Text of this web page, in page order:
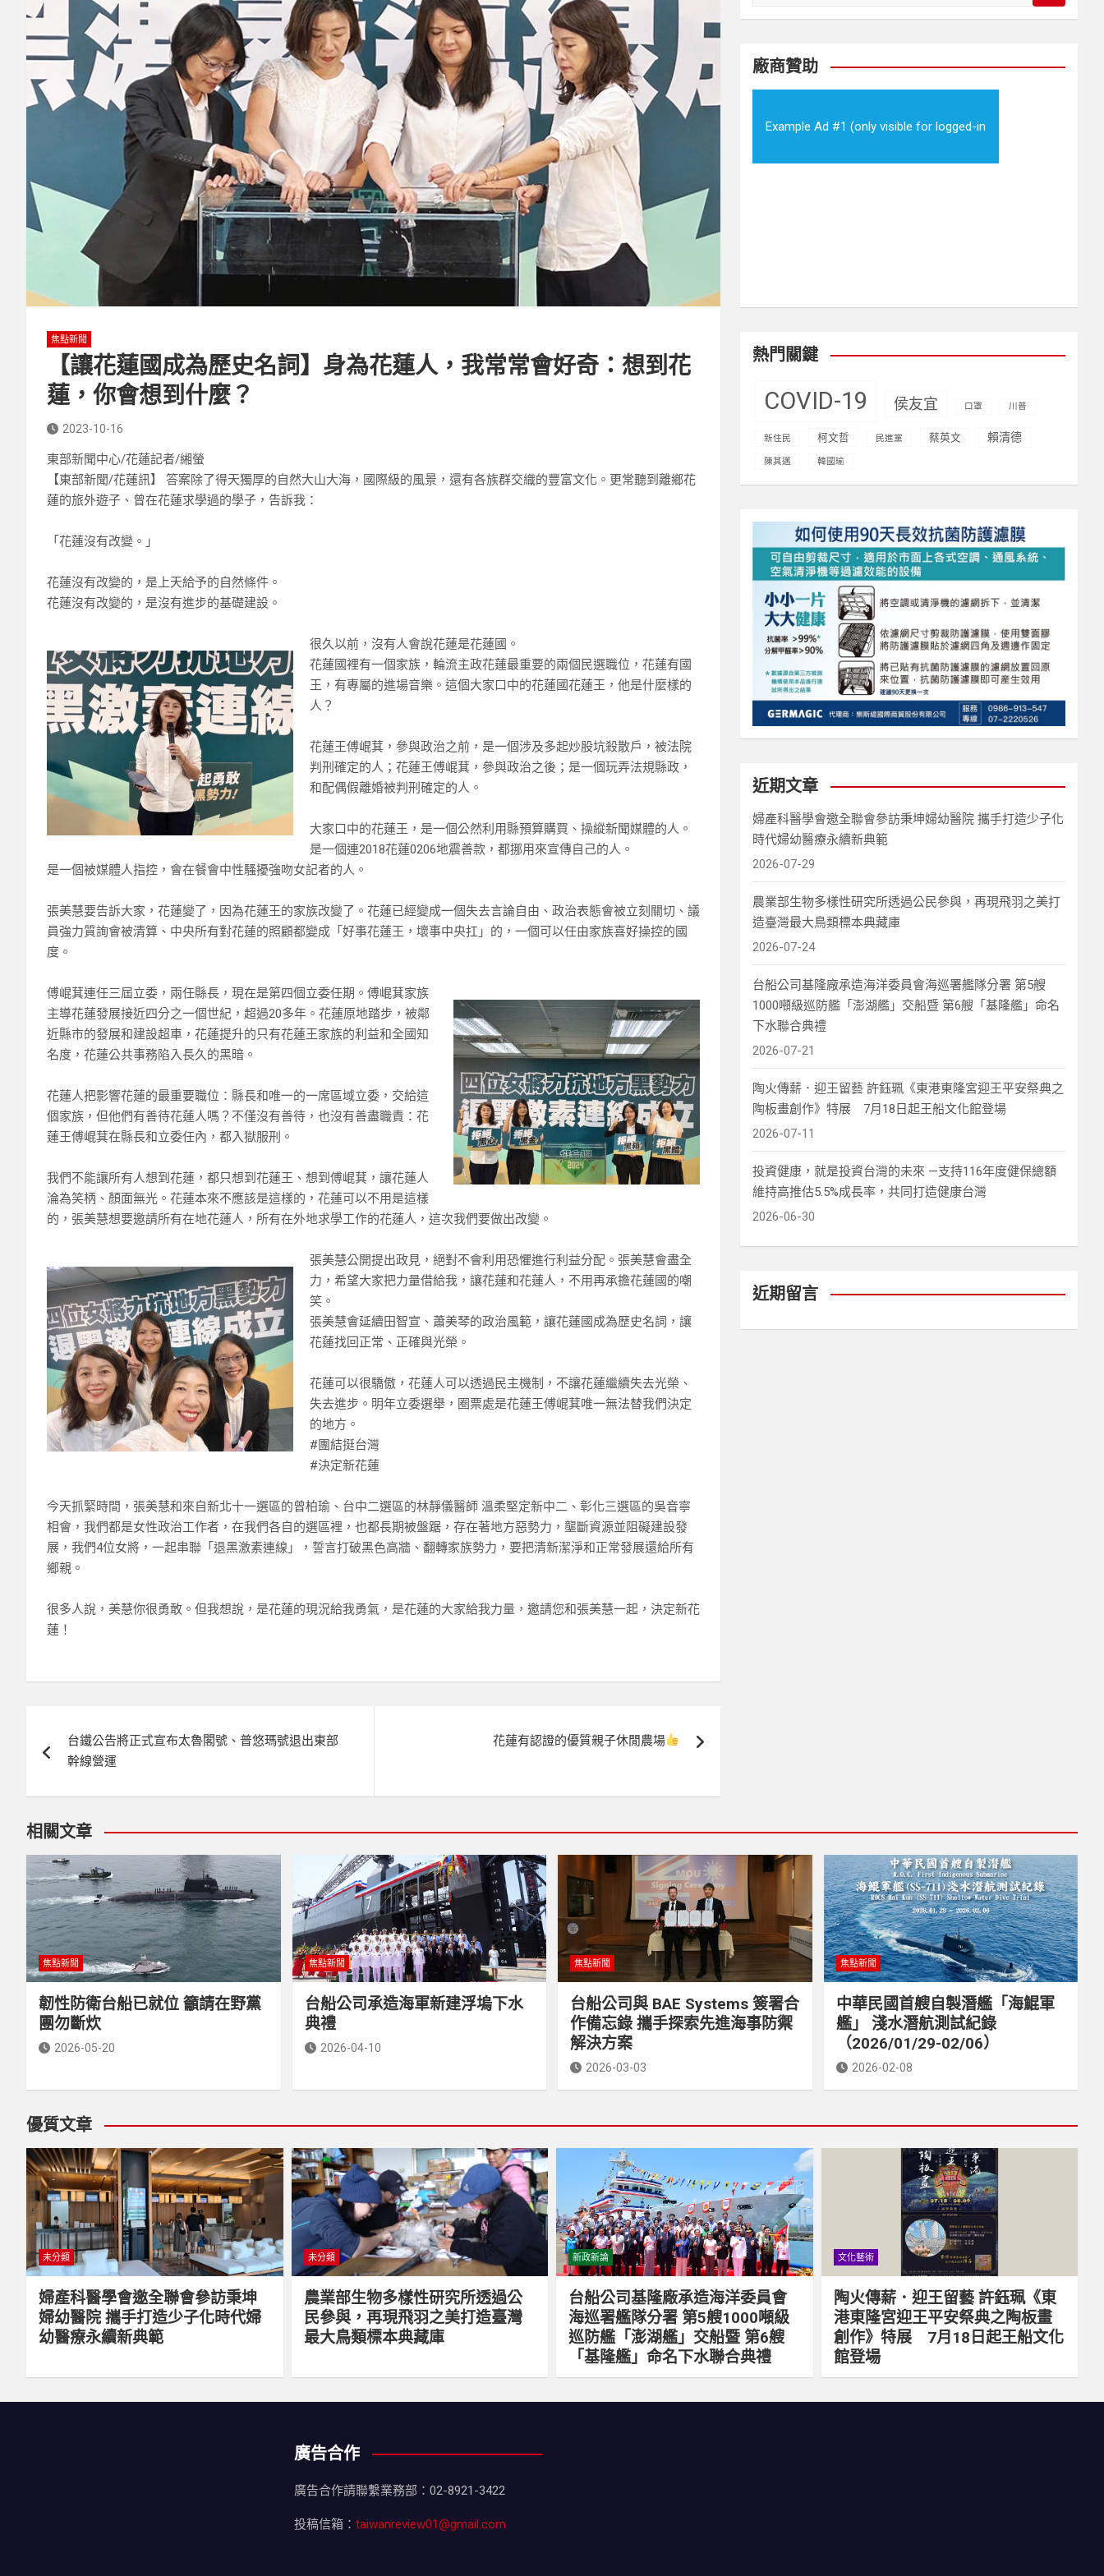
焦點新聞
【讓花蓮國成為歷史名詞】身為花蓮人，我常常會好奇：想到花
蓮，你會想到什麼？
2023-10-16
東部新聞中心/花蓮記者/緗螢
【東部新聞/花蓮訊】
答案除了得天獨厚的自然大山大海，國際級的風景，還有各族群交織的豐富文化。更常聽到離鄉花
蓮的旅外遊子、曾在花蓮求學過的學子，告訴我：
「花蓮沒有改變。」
花蓮沒有改變的，是上天給予的自然條件。
花蓮沒有改變的，是沒有進步的基礎建設。
很久以前，沒有人會說花蓮是花蓮國。
花蓮國裡有一個家族，輪流主政花蓮最重要的兩個民選職位，花蓮有國
王，有專屬的進場音樂。這個大家口中的花蓮國花蓮王，他是什麼樣的
人？
花蓮王傅崐萁，參與政治之前，是一個涉及多起炒股坑殺散戶，被法院
判刑確定的人；花蓮王傅崐萁，參與政治之後；是一個玩弄法規縣政，
和配偶假離婚被判刑確定的人。
大家口中的花蓮王，是一個公然利用縣預算購買、操縱新聞媒體的人。
是一個連2018花蓮0206地震善款，都挪用來宣傳自己的人。
是一個被媒體人指控，會在餐會中性騷擾強吻女記者的人。
張美慧要告訴大家，花蓮變了，因為花蓮王的家族改變了。花蓮已經變成一個失去言論自由、政治表態會被立刻關切、議
員強力質詢會被清算、中央所有對花蓮的照顧都變成「好事花蓮王，壞事中央扛」的，一個可以任由家族喜好操控的國
度。
傅崐萁連任三屆立委，兩任縣長，現在是第四個立委任期。傅崐萁家族
主導花蓮發展接近四分之一個世紀，超過20多年。花蓮原地踏步，被鄰
近縣市的發展和建設超車，花蓮提升的只有花蓮王家族的利益和全國知
名度，花蓮公共事務陷入長久的黑暗。
花蓮人把影響花蓮的最重要職位：縣長和唯一的一席區域立委，交給這
個家族，但他們有善待花蓮人嗎？不僅沒有善待，也沒有善盡職責：花
蓮王傅崐萁在縣長和立委任內，都入獄服刑。
我們不能讓所有人想到花蓮，都只想到花蓮王、想到傅崐萁，讓花蓮人
淪為笑柄、顏面無光。花蓮本來不應該是這樣的，花蓮可以不用是這樣
的，張美慧想要邀請所有在地花蓮人，所有在外地求學工作的花蓮人，這次我們要做出改變。
張美慧公開提出政見，絕對不會利用恐懼進行利益分配。張美慧會盡全
力，希望大家把力量借給我，讓花蓮和花蓮人，不用再承擔花蓮國的嘲
笑。
張美慧會延續田智宣、蕭美琴的政治風範，讓花蓮國成為歷史名詞，讓
花蓮找回正常、正確與光榮。
花蓮可以很驕傲，花蓮人可以透過民主機制，不讓花蓮繼續失去光榮、
失去進步。明年立委選舉，圈票處是花蓮王傅崐萁唯一無法替我們決定
的地方。
#團結挺台灣
#決定新花蓮 ​
今天抓緊時間，張美慧和來自新北十一選區的曾柏瑜、台中二選區的林靜儀醫師 溫柔堅定新中二、彰化三選區的吳音寧
相會，我們都是女性政治工作者，在我們各自的選區裡，也都長期被盤踞，存在著地方惡勢力，壟斷資源並阻礙建設發
展，我們4位女將，一起串聯「退黑激素連線」，誓言打破黑色高牆、翻轉家族勢力，要把清新潔淨和正常發展還給所有
鄉親。
很多人說，美慧你很勇敢。但我想說，是花蓮的現況給我勇氣，是花蓮的大家給我力量，邀請您和張美慧一起，決定新花
蓮！​
章
導
覽
台鐵公告將正式宣布太魯閣號、普悠瑪號退出東部
幹線營運
花蓮有認證的優質親子休閒農場
a
c
廠商贊助
Example Ad #1 (only visible for logged-in
熱門關鍵
COVID-19 侯友宜 口罩 川普
新住民 柯文哲 民進黨 蔡英文 賴清德
陳其邁 韓國瑜
近期文章
婦產科醫學會邀全聯會參訪秉坤婦幼醫院 攜手打造少子化
時代婦幼醫療永續新典範
2026-07-29
農業部生物多樣性研究所透過公民參與，再現飛羽之美打
造臺灣最大鳥類標本典藏庫
2026-07-24
台船公司基隆廠承造海洋委員會海巡署艦隊分署 第5艘
1000噸級巡防艦「澎湖艦」交船暨 第6艘「基隆艦」命名
下水聯合典禮
2026-07-21
陶火傳薪．迎王留藝 許鈺珮《東港東隆宮迎王平安祭典之
陶板畫創作》特展 7月18日起王船文化館登場
2026-07-11
投資健康，就是投資台灣的未來 —支持116年度健保總額
維持高推估5.5%成長率，共同打造健康台灣
2026-06-30
近期留言
相關文章
焦點新聞
韌性防衛台船已就位 籲請在野黨
團勿斷炊
2026-05-20
焦點新聞
台船公司承造海軍新建浮塢下水
典禮
2026-04-10
焦點新聞
台船公司與 BAE Systems 簽署合
作備忘錄 攜手探索先進海事防禦
解決方案
2026-03-03
焦點新聞
中華民國首艘自製潛艦「海鯤軍
艦」 淺水潛航測試紀錄
（2026/01/29-02/06）
2026-02-08
優質文章
未分類
婦產科醫學會邀全聯會參訪秉坤
婦幼醫院 攜手打造少子化時代婦
幼醫療永續新典範
未分類
農業部生物多樣性研究所透過公
民參與，再現飛羽之美打造臺灣
最大鳥類標本典藏庫
新政新論
台船公司基隆廠承造海洋委員會
海巡署艦隊分署 第5艘1000噸級
巡防艦「澎湖艦」交船暨 第6艘
「基隆艦」命名下水聯合典禮
文化藝術
陶火傳薪．迎王留藝 許鈺珮《東
港東隆宮迎王平安祭典之陶板畫
創作》特展 7月18日起王船文化
館登場
廣告合作
廣告合作請聯繫業務部：02-8921-3422
投稿信箱： taiwanreview01@gmail.com